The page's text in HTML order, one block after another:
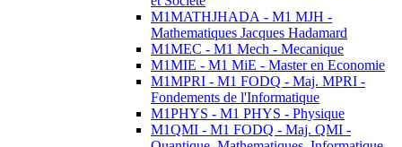
M1MATHJHADA - M1 MJH -
Mathematiques Jacques Hadamard
M1MEC - M1 Mech - Mecanique
M1MIE - M1 MiE - Master en Economie
M1MPRI - M1 FODQ - Maj. MPRI -
Fondements de l'Informatique
M1PHYS - M1 PHYS - Physique
M1QMI - M1 FODQ - Maj. QMI -